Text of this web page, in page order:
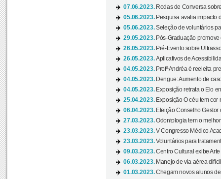
07.06.2023. Rodas de Conversa
05.06.2023. Pesquisa avalia impacto
05.06.2023.Seleção de voluntários
29.05.2023. Pós-Graduação
26.05.2023. Pré-Evento sobre
26.05.2023.Aplicativos de
04.05.2023. Profª Andréa é reeleita
04.05.2023. Dengue: Aumento de
04.05.2023. Exposição retrata o Elo
25.04.2023. Exposição O céu tem cor
06.04.2023. Eleição Conselho Gestor
27.03.2023.Odontologia tem o
23.03.2023.V Congresso Médico
23.03.2023.Voluntários para
09.03.2023.Centro Cultural exibe
06.03.2023. Manejo de via aérea
01.03.2023.Chegam novos alunos